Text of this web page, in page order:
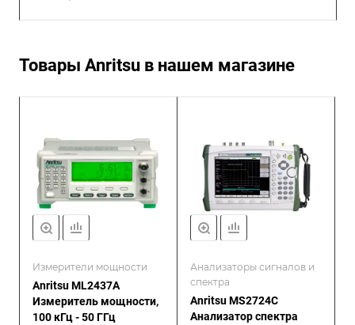
Товары Anritsu в нашем магазине
Измерители мощности
Anritsu ML2437A
Измеритель мощности,
100 кГц - 50 ГГц
Анализаторы сигналов и
спектра
Anritsu MS2724C
Анализатор спектра